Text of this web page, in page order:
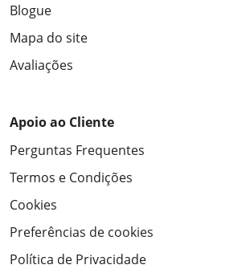
Blogue
Mapa do site
Avaliações
Apoio ao Cliente
Perguntas Frequentes
Termos e Condições
Cookies
Preferências de cookies
Política de Privacidade